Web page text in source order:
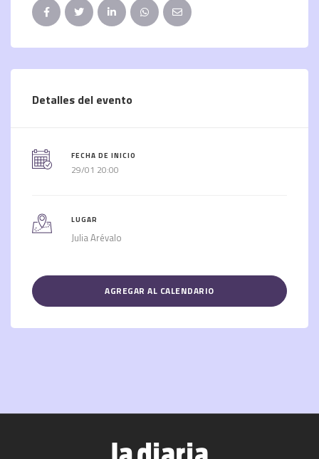
Detalles del evento
FECHA DE INICIO
29/01 20:00
LUGAR
Julia Arévalo
AGREGAR AL CALENDARIO